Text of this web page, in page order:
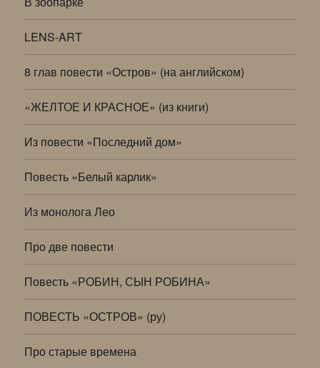
LENS-ART
8 глав повести «Остров» (на английском)
«ЖЕЛТОЕ И КРАСНОЕ» (из книги)
Из повести «Последний дом»
Повесть «Белый карлик»
Из монолога Лео
Про две повести
Повесть «РОБИН, СЫН РОБИНА»
ПОВЕСТЬ «ОСТРОВ» (ру)
Про старые времена